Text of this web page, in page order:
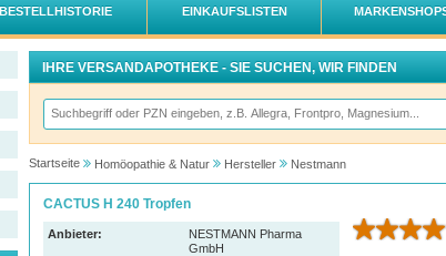
BESTELLHISTORIE EINKAUFSLISTEN
IHRE VERSANDAPOTHEKE - SIE SUCHEN, WIR FINDEN
Startseite Homöopathie & Natur Hersteller Nestmann
CACTUS H 240 Tropfen
Anbieter:
NESTMANN Pharma
GmbH